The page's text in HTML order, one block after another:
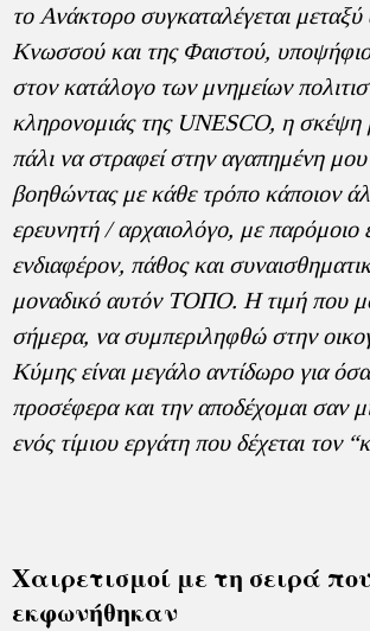
το Ανάκτορο συγκαταλέγεται
Κνωσσού και της Φαιστού, υποψήφιο
στον κατάλογο των μνημείων
κληρονομιάς της UNESCO, η σκέψη
πάλι να στραφεί στην αγαπημένη
βοηθώντας με κάθε τρόπο κάποιον
ερευνητή / αρχαιολόγο, με παρόμοιο
ενδιαφέρον, πάθος και
μοναδικό αυτόν ΤΟΠΟ. Η τιμή που
σήμερα, να συμπεριληφθώ στην
Κύμης είναι μεγάλο αντίδωρο για
προσέφερα και την αποδέχομαι σαν
ενός τίμιου εργάτη που δέχεται τον
Χαιρετισμοί με τη σειρά
εκφωνήθηκαν